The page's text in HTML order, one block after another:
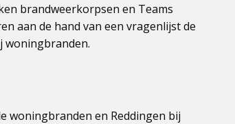
brandweerkorpsen en Teams
aan de hand van een vragenlijst de
woningbranden.
woningbranden en Reddingen bij